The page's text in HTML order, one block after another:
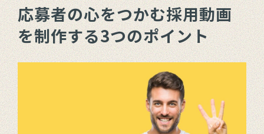
応募者の心をつかむ採用動画
を制作する3つのポイント